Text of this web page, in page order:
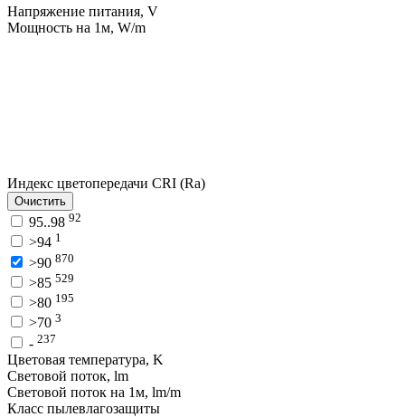
Напряжение питания, V
Мощность на 1м, W/m
Индекс цветопередачи CRI (Ra)
Очистить
95..98 92
>94 1
>90 870
>85 529
>80 195
>70 3
- 237
Цветовая температура, K
Световой поток, lm
Световой поток на 1м, lm/m
Класс пылевлагозащиты